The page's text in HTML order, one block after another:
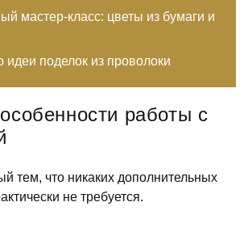
мастер-класс: цветы из бумаги и
поделок из проволоки
работы с
тем, что никаких дополнительных
не требуется.